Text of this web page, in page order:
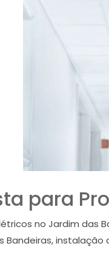
para
no Jardim das
Bandeiras,